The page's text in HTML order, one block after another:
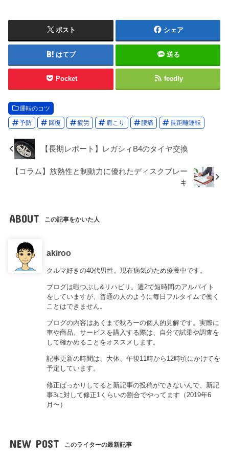
ポスト シェア
はてブ 送る
Pocket feedly
運転のコツ
予防 回復 疲労 肩こり 腰痛 長距離運転
【長期レポート】レガシィB4のタイヤ交換
【コラム】放熱性と制動力に優れたディスクブレー
キ
ABOUT この記事をかいた人
akiroo
クルマ好きの40代男性。現在病気のため療養中です。
ブログは暇つぶし&リハビリ。週2で短時間のアルバイト
をしていますが、普通の人のように毎日フルタイムで働く
ことはできません。
ブログの内容はあくまで秋ろーの個人的見解です。実際に
車や商品、サービスを購入する際は、自分で試乗や調査を
して確かめることをオススメします。
記事更新の時間は、大体、午後11時から12時頃にかけてを
予定しています。
修正ばっかりしてると新記事の投稿ができないんで、新記
事3に対して修正1くらいの割合でやってます（2019年6
月〜）
NEW POST このライターの最新記事